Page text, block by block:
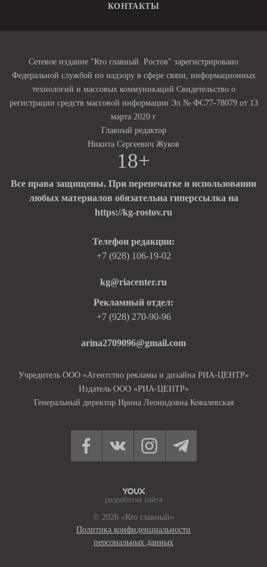
КОНТАКТЫ
Сетевое издание "Кто главный. Ростов" зарегистрировано
Федеральной службой по надзору в сфере связи, информационных
технологий и массовых коммуникаций Свидетельство о
регистрации средств массовой информации Эл № ФС77-78079 от 13
марта 2020 г
Главный редактор
Никита Сергеевич Жуков
18+
Все права защищены. При перепечатке и использовании
любых материалов обязательна гиперссылка на
https://kg-rostov.ru
Телефон редакции:
+7 (928) 106-19-02
kg@riacenter.ru
Рекламный отдел:
+7 (928) 270-90-96
arina2709096@gmail.com
Учредитель ООО «Агентство рекламы и дизайна РИА-ЦЕНТР»
Издатель ООО «РИА-ЦЕНТР»
Генеральный директор Ирина Леонидовна Ковалевская
© 2026 «Кто главный»
Политика конфиденциальности
персональных данных